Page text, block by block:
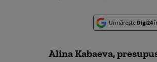
Urmărește Digi24
Alina Kabaeva,